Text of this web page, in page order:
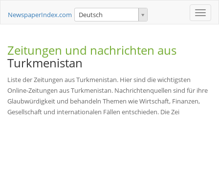
Toggle
NewspaperIndex.com Deutsch
Zeitungen und nachrichten aus
Turkmenistan
Liste der Zeitungen aus Turkmenistan. Hier sind die wichtigsten
Online-Zeitungen aus Turkmenistan. Nachrichtenquellen sind für ihre
Glaubwürdigkeit und behandeln Themen wie Wirtschaft, Finanzen,
Gesellschaft und internationalen Fällen entschieden. Die Zei